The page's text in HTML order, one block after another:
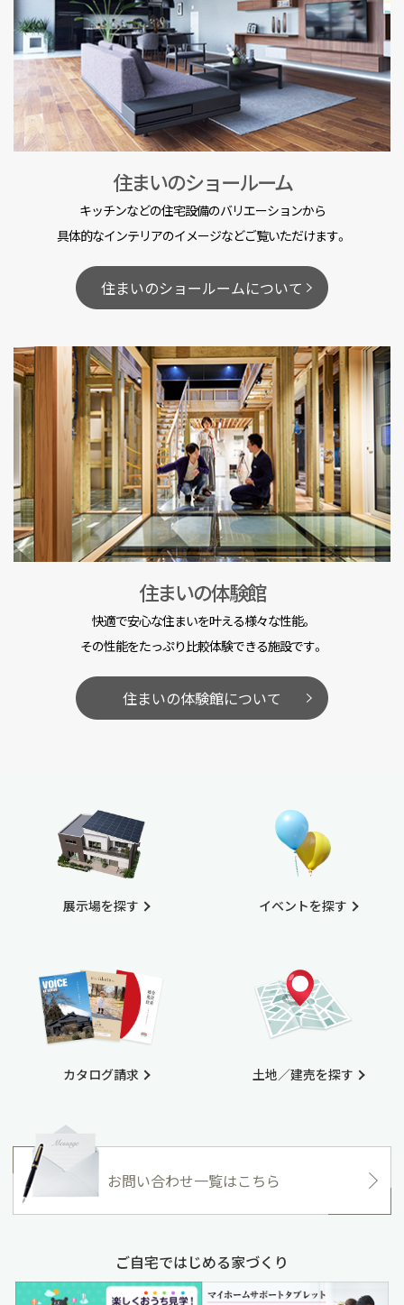
住まいのショールーム
キッチンなどの住宅設備のバリエーションから
具体的なインテリアのイメージなどご覧いただけます。
住まいのショールームについて
住まいの体験館
快適で安心な住まいを叶える様々な性能。
その性能をたっぷり比較体験できる施設です。
住まいの体験館について
展示場を探す
カタログ請求
イベントを探す
土地／建売を探す
お問い合わせ一覧はこちら
ご自宅ではじめる家づくり